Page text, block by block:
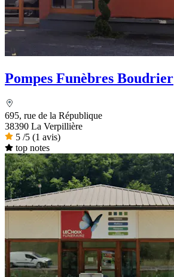
Pompes Funèbres Boudrier
695, rue de la République
38390 La Verpillière
5 /5 (1 avis)
top notes